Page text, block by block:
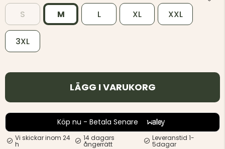
S M L XL XXL
3XL
LÄGG I VARUKORG
Köp nu - Betala Senare
Vi skickar inom 24
h
14 dagars
ångerrätt
Leveranstid 1-
5dagar